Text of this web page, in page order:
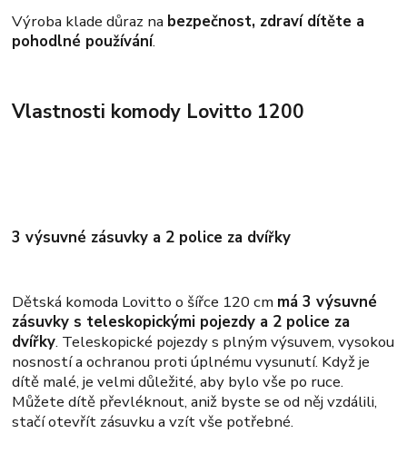
Výroba klade důraz na bezpečnost, zdraví dítěte a
pohodlné používání.
Vlastnosti komody Lovitto 1200
3 výsuvné zásuvky a 2 police za dvířky
Dětská komoda Lovitto o šířce 120 cm má 3 výsuvné
zásuvky s teleskopickými pojezdy a 2 police za
dvířky. Teleskopické pojezdy s plným výsuvem, vysokou
nosností a ochranou proti úplnému vysunutí. Když je
dítě malé, je velmi důležité, aby bylo vše po ruce.
Můžete dítě převléknout, aniž byste se od něj vzdálili,
stačí otevřít zásuvku a vzít vše potřebné.